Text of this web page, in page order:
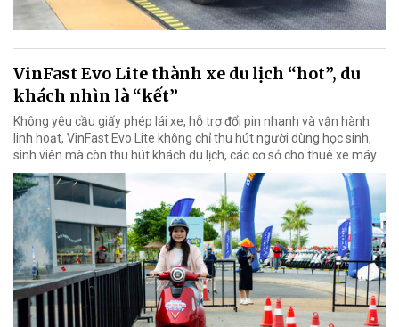
VinFast Evo Lite thành xe du lịch “hot”, du
khách nhìn là “kết”
Không yêu cầu giấy phép lái xe, hỗ trợ đổi pin nhanh và vận hành
linh hoạt, VinFast Evo Lite không chỉ thu hút người dùng học sinh,
sinh viên mà còn thu hút khách du lịch, các cơ sở cho thuê xe máy.